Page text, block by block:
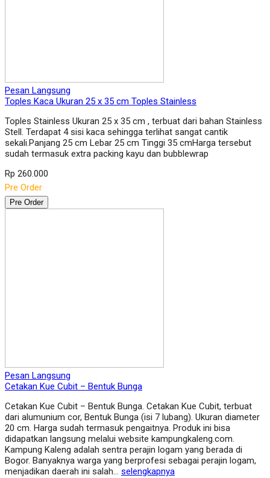
Pesan Langsung
Toples Kaca Ukuran 25 x 35 cm Toples Stainless
Toples Stainless Ukuran 25 x 35 cm , terbuat dari bahan Stainless
Stell. Terdapat 4 sisi kaca sehingga terlihat sangat cantik
sekali.Panjang 25 cm Lebar 25 cm Tinggi 35 cmHarga tersebut
sudah termasuk extra packing kayu dan bubblewrap
Rp 260.000
Pre Order
Pre Order
Pesan Langsung
Cetakan Kue Cubit – Bentuk Bunga
Cetakan Kue Cubit – Bentuk Bunga. Cetakan Kue Cubit, terbuat
dari alumunium cor, Bentuk Bunga (isi 7 lubang). Ukuran diameter
20 cm. Harga sudah termasuk pengaitnya. Produk ini bisa
didapatkan langsung melalui website kampungkaleng.com.
Kampung Kaleng adalah sentra perajin logam yang berada di
Bogor. Banyaknya warga yang berprofesi sebagai perajin logam,
menjadikan daerah ini salah… selengkapnya